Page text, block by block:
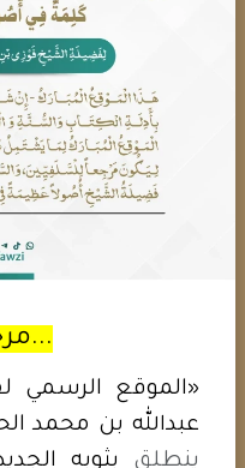
تسديد النبل
الدجاجلة
«الموقع الرسمي
عبدالله بن محمد
ينطلق
بثوبه